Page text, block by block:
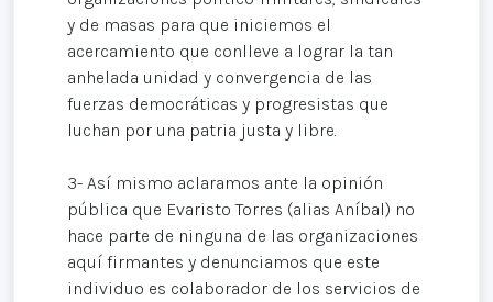
y de masas para que iniciemos el
acercamiento que conlleve a lograr la tan
anhelada unidad y convergencia de las
fuerzas democráticas y progresistas que
luchan por una patria justa y libre.
3- Así mismo aclaramos ante la opinión
pública que Evaristo Torres (alias Aníbal) no
hace parte de ninguna de las organizaciones
aquí firmantes y denunciamos que este
individuo es colaborador de los servicios de